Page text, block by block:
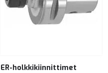
ER-holkkikiinnittimet